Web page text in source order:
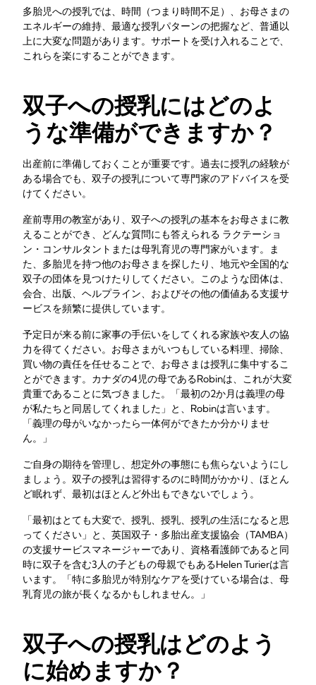
多胎児への授乳では、時間（つまり時間不足）、お母さまの
エネルギーの維持、最適な授乳パターンの把握など、普通以
上に大変な問題があります。サポートを受け入れることで、
これらを楽にすることができます。
双子への授乳にはどのよ
うな準備ができますか？
出産前に準備しておくことが重要です。過去に授乳の経験が
ある場合でも、双子の授乳について専門家のアドバイスを受
けてください。
産前専用の教室があり、双子への授乳の基本をお母さまに教
えることができ、どんな質問にも答えられる ラクテーショ
ン・コンサルタントまたは母乳育児の専門家がいます。ま
た、多胎児を持つ他のお母さまを探したり、地元や全国的な
双子の団体を見つけたりしてください。このような団体は、
会合、出版、ヘルプライン、およびその他の価値ある支援サ
ービスを頻繁に提供しています。
予定日が来る前に家事の手伝いをしてくれる家族や友人の協
力を得てください。お母さまがいつもしている料理、掃除、
買い物の責任を任せることで、お母さまは授乳に集中するこ
とができます。カナダの4児の母であるRobinは、これが大変
貴重であることに気づきました。「最初の2か月は義理の母
が私たちと同居してくれました」と、Robinは言います。
「義理の母がいなかったら一体何ができたか分かりませ
ん。」
ご自身の期待を管理し、想定外の事態にも焦らないようにし
ましょう。双子の授乳は習得するのに時間がかかり、ほとん
ど眠れず、最初はほとんど外出もできないでしょう。
「最初はとても大変で、授乳、授乳、授乳の生活になると思
ってください」と、英国双子・多胎出産支援協会（TAMBA）
の支援サービスマネージャーであり、資格看護師であると同
時に双子を含む3人の子どもの母親でもあるHelen Turierは言
います。「特に多胎児が特別なケアを受けている場合は、母
乳育児の旅が長くなるかもしれません。」
双子への授乳はどのよう
に始めますか？